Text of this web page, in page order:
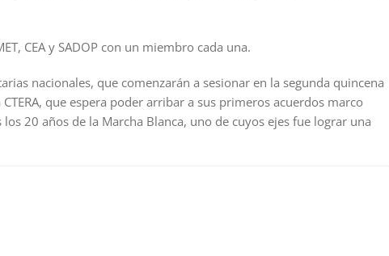
CEA y SADOP con un miembro cada una.
nacionales, que comenzarán a sesionar en la segunda quincena
que espera poder arribar a sus primeros acuerdos marco
20 años de la Marcha Blanca, uno de cuyos ejes fue lograr una